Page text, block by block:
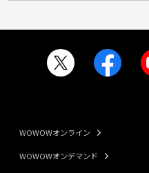
WOWOWオンライン
WOWOWオンデマンド